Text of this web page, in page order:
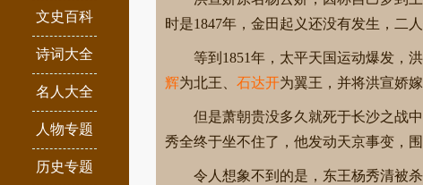
文史百科
诗词大全
名人大全
人物专题
历史专题
时是1847年，金田起义还没有发生，二
等到1851年，太平天国运动爆发，
辉为北王、 石达开为翼王，并将洪宣娇
但是萧朝贵没多久就死于长沙之战
秀全终于坐不住了，他发动天京事变，
令人想象不到的是，东王杨秀清被